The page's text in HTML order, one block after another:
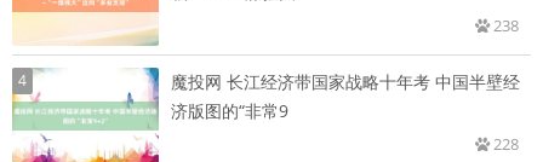
238
4
魔投网 长江经济带国家战略十年考 中国半壁经
济版图的“非常9
228